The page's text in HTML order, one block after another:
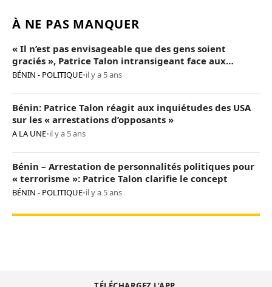
À NE PAS MANQUER
« Il n’est pas envisageable que des gens soient
graciés », Patrice Talon intransigeant face aux
« opposants terroristes »
BÉNIN - POLITIQUE•il y a 5 ans
Bénin: Patrice Talon réagit aux inquiétudes des USA
sur les « arrestations d’opposants »
A LA UNE•il y a 5 ans
Bénin – Arrestation de personnalités politiques pour
« terrorisme »: Patrice Talon clarifie le concept
BÉNIN - POLITIQUE•il y a 5 ans